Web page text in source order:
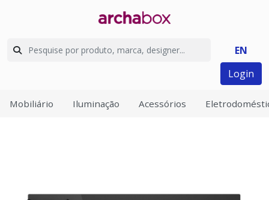
EN
Login
Mobiliário Iluminação Acessórios